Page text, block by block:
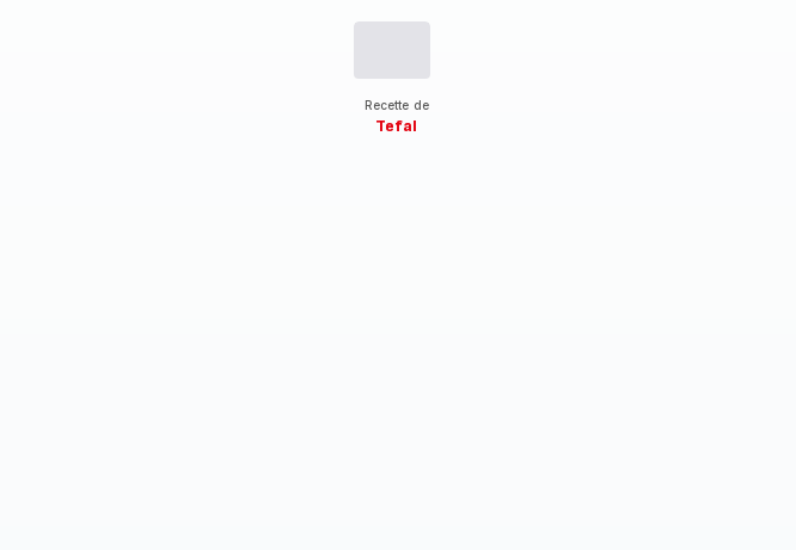
Recette de
Tefal